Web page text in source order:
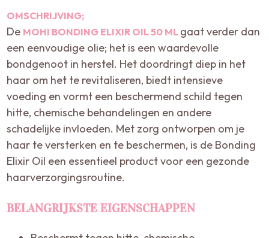
OMSCHRIJVING;
De MOHI BONDING ELIXIR OIL 50 ML gaat verder dan
een eenvoudige olie; het is een waardevolle
bondgenoot in herstel. Het doordringt diep in het
haar om het te revitaliseren, biedt intensieve
voeding en vormt een beschermend schild tegen
hitte, chemische behandelingen en andere
schadelijke invloeden. Met zorg ontworpen om je
haar te versterken en te beschermen, is de Bonding
Elixir Oil een essentieel product voor een gezonde
haarverzorgingsroutine.
BELANGRIJKSTE EIGENSCHAPPEN